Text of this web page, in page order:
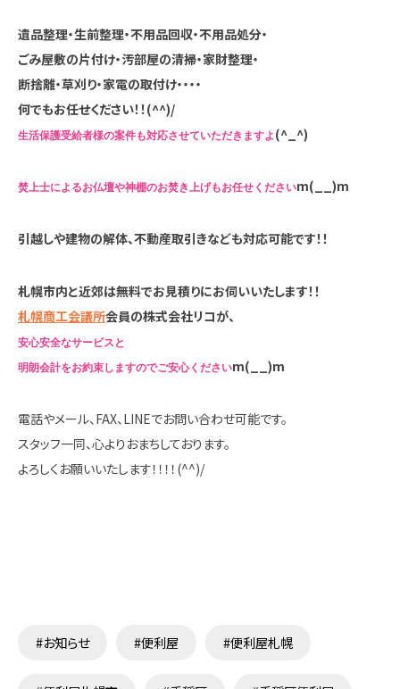
遺品整理・生前整理・不用品回収・不用品処分・
ごみ屋敷の片付け・汚部屋の清掃・家財整理・
断捨離・草刈り・家電の取付け・・・・
何でもお任せください！！(^^)/
生活保護受給者様の案件も対応させていただきますよ (^_^)
焚上士によるお仏壇や神棚のお焚き上げもお任せくださいm(__)m
引越しや建物の解体、不動産取引きなども対応可能です！！
札幌市内と近郊は無料でお見積りにお伺いいたします！！
札幌商工会議所会員の株式会社リコが、
安心安全なサービスと
明朗会計をお約束しますのでご安心くださいm(__)m
電話やメール、FAX、LINEでお問い合わせ可能です。
スタッフ一同、心よりおまちしております。
よろしくお願いいたします！！！！(^^)/
#お知らせ #便利屋 #便利屋札幌